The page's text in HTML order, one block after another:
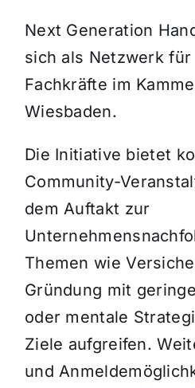
Next Generation
sich als Netzwerk
Fachkräfte im
Wiesbaden.
Die Initiative bietet
Community-
dem Auftakt zur
Themen wie
Gründung mit
oder mentale
Ziele aufgreifen.
und